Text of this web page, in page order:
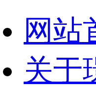
网站
关于